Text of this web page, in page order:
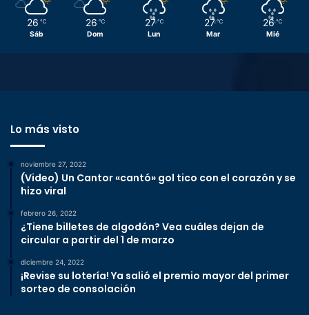
26 ℃
Sáb
26 ℃
Dom
27 ℃
Lun
27 ℃
Mar
26 ℃
Mié
Lo más visto
noviembre 27, 2022
(Video) Un Cantor «cantó» gol tico con el corazón y se
hizo viral
febrero 26, 2022
¿Tiene billetes de algodón? Vea cuáles dejan de
circular a partir del 1 de marzo
diciembre 24, 2022
¡Revise su lotería! Ya salió el premio mayor del primer
sorteo de consolación